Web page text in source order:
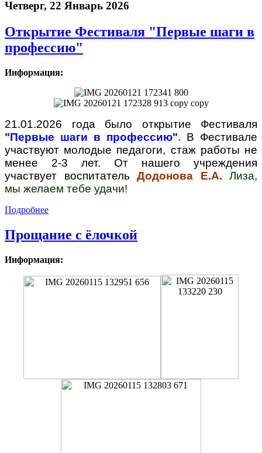
Четверг, 22 Январь 2026
Открытие Фестиваля "Первые шаги в
профессию"
Информация:
21.01.2026 года было открытие Фестиваля
"Первые шаги в профессию". В Фестивале
участвуют молодые педагоги, стаж работы не
менее 2-3 лет. От нашего учреждения
участвует воспитатель Додонова Е.А. Лиза,
мы желаем тебе удачи!
Подробнее
Прощание с ёлочкой
Информация: